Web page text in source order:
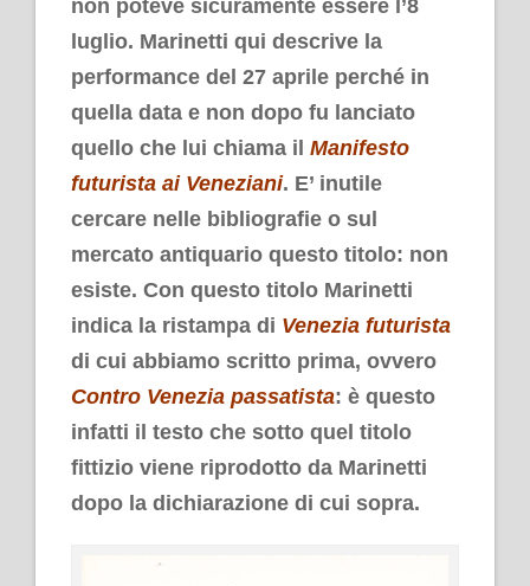
non poteve sicuramente essere l’8
luglio. Marinetti qui descrive la
performance del 27 aprile perché in
quella data e non dopo fu lanciato
quello che lui chiama il Manifesto
futurista ai Veneziani. E’ inutile
cercare nelle bibliografie o sul
mercato antiquario questo titolo: non
esiste. Con questo titolo Marinetti
indica la ristampa di Venezia futurista
di cui abbiamo scritto prima, ovvero
Contro Venezia passatista: è questo
infatti il testo che sotto quel titolo
fittizio viene riprodotto da Marinetti
dopo la dichiarazione di cui sopra.